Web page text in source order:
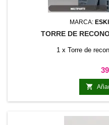
MARCA:
TORRE DE
1 x Torre de
